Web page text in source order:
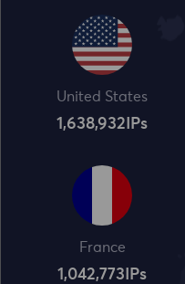
United States
1,638,932 IPs
France
1,042,773 IPs